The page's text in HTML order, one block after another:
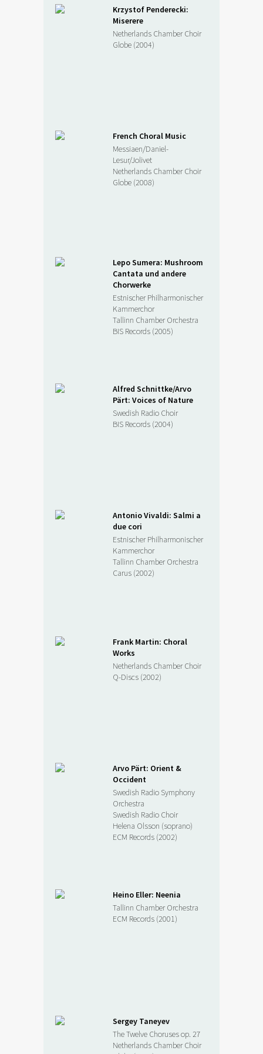
Krzystof Penderecki:
Miserere
Netherlands Chamber Choir
Globe (2004)
French Choral Music
Messiaen/Daniel-
Lesur/Jolivet
Netherlands Chamber Choir
Globe (2008)
Lepo Sumera: Mushroom
Cantata und andere
Chorwerke
Estnischer Philharmonischer
Kammerchor
Tallinn Chamber Orchestra
BIS Records (2005)
Alfred Schnittke/Arvo
Pärt: Voices of Nature
Swedish Radio Choir
BIS Records (2004)
Antonio Vivaldi: Salmi a
due cori
Estnischer Philharmonischer
Kammerchor
Tallinn Chamber Orchestra
Carus (2002)
Frank Martin: Choral
Works
Netherlands Chamber Choir
Q-Discs (2002)
Arvo Pärt: Orient &
Occident
Swedish Radio Symphony
Orchestra
Swedish Radio Choir
Helena Olsson (soprano)
ECM Records (2002)
Heino Eller: Neenia
Tallinn Chamber Orchestra
ECM Records (2001)
Sergey Taneyev
The Twelve Choruses op. 27
Netherlands Chamber Choir